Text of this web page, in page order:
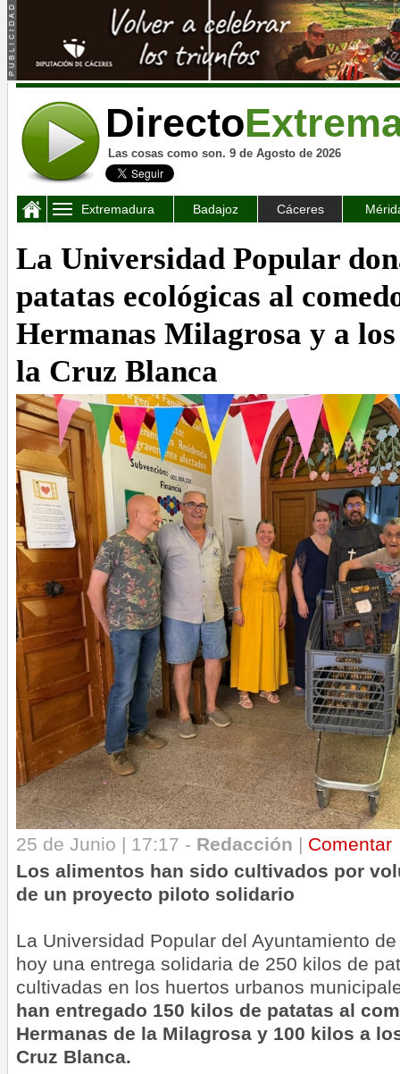
Directo
Las cosas como son. 9 de Agosto de 2026
Extremadura Badajoz Cáceres
La Universidad Popular
patatas ecológicas al
Hermanas Milagrosa y a
la Cruz Blanca
25 de Junio | 17:17 - Redacción | Comentar
Los alimentos han sido cultivados por
de un proyecto piloto solidario
La Universidad Popular del Ayuntamiento
hoy una entrega solidaria de 250 kilos de
cultivadas en los huertos urbanos
han entregado 150 kilos de patatas al
Hermanas de la Milagrosa y 100 kilos a
Cruz Blanca.